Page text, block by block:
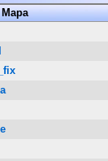
Mapa